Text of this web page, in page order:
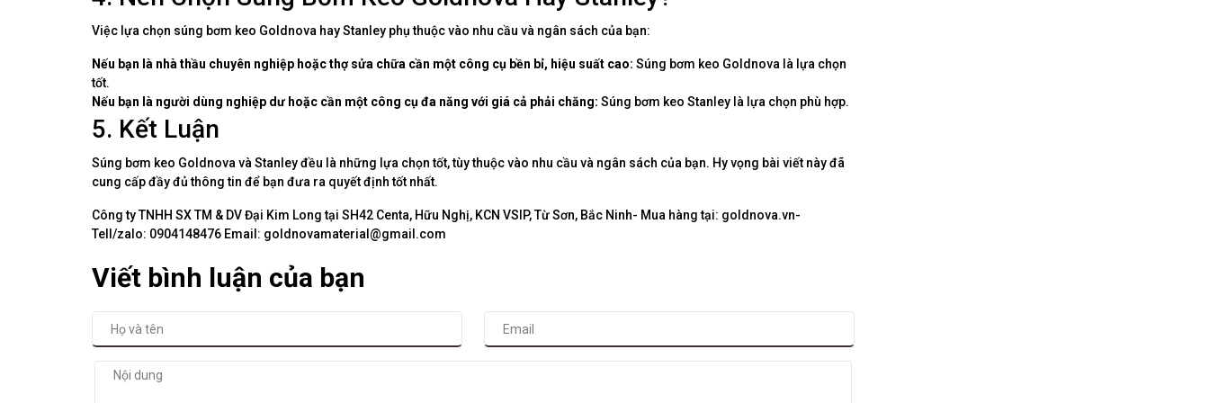
Việc lựa chọn súng bơm keo Goldnova hay Stanley phụ thuộc vào nhu cầu và ngân sách của bạn:
Nếu bạn là nhà thầu chuyên nghiệp hoặc thợ sửa chữa cần một công cụ bền bỉ, hiệu suất cao: Súng bơm keo Goldnova là lựa chọn
tốt.
Nếu bạn là người dùng nghiệp dư hoặc cần một công cụ đa năng với giá cả phải chăng: Súng bơm keo Stanley là lựa chọn phù hợp.
5. Kết Luận
Súng bơm keo Goldnova và Stanley đều là những lựa chọn tốt, tùy thuộc vào nhu cầu và ngân sách của bạn. Hy vọng bài viết này đã
cung cấp đầy đủ thông tin để bạn đưa ra quyết định tốt nhất.
Công ty TNHH SX TM & DV Đại Kim Long tại SH42 Centa, Hữu Nghị, KCN VSIP, Từ Sơn, Bắc Ninh- Mua hàng tại: goldnova.vn-
Tell/zalo: 0904148476 Email: goldnovamaterial@gmail.com
Viết bình luận của bạn